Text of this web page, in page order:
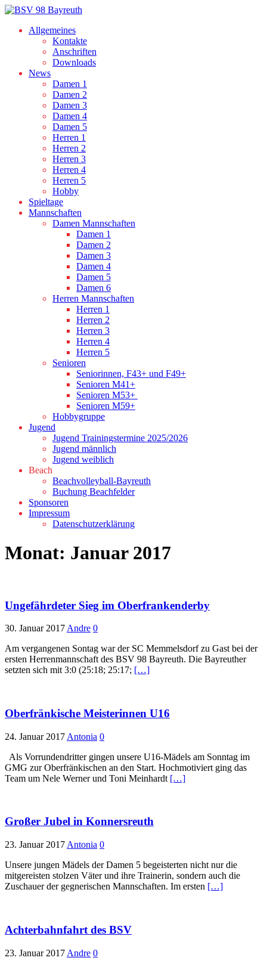
Allgemeines
Kontakte
Anschriften
Downloads
News
Damen 1
Damen 2
Damen 3
Damen 4
Damen 5
Herren 1
Herren 2
Herren 3
Herren 4
Herren 5
Hobby
Spieltage
Mannschaften
Damen Mannschaften
Damen 1
Damen 2
Damen 3
Damen 4
Damen 5
Damen 6
Herren Mannschaften
Herren 1
Herren 2
Herren 3
Herren 4
Herren 5
Senioren
Seniorinnen, F43+ und F49+
Senioren M41+
Senioren M53+
Senioren M59+
Hobbygruppe
Jugend
Jugend Trainingstermine 2025/2026
Jugend männlich
Jugend weiblich
Beach
Beachvolleyball-Bayreuth
Buchung Beachfelder
Sponsoren
Impressum
Datenschutzerklärung
Monat: Januar 2017
Ungefährdeter Sieg im Oberfrankenderby
30. Januar 2017 Andre 0
Am vergangenen Sontag war der SC Memmelsdorf zu Gast bei der
ersten Herrenmannschaft des BSV 98 Bayreuth. Die Bayreuther
setzten sich mit 3:0 (25:18; 25:17; […]
Oberfränkische Meisterinnen U16
24. Januar 2017 Antonia 0
Als Vorrundendritter gingen unsere U16-Mädels am Sonntag im
GMG zur Oberfränkischen an den Start. Hochmotiviert ging das
Team um Nele Werner und Toni Meinhardt […]
Großer Jubel in Konnersreuth
23. Januar 2017 Antonia 0
Unsere jungen Mädels der Damen 5 begeisterten nicht nur die
mitgereisten stolzen Väter und ihre Trainerin, sondern auch die
Zuschauer der gegnerischen Mannschaften. Im ersten […]
Achterbahnfahrt des BSV
23. Januar 2017 Andre 0